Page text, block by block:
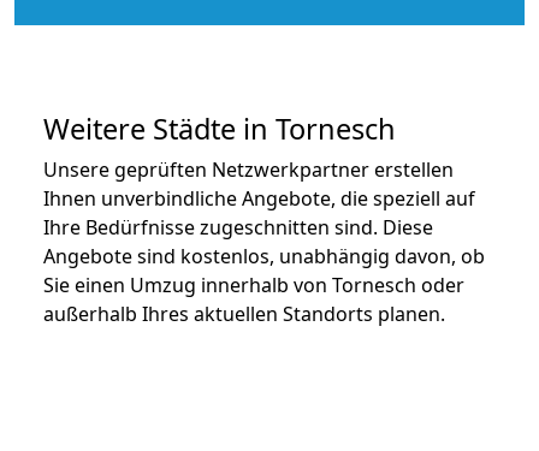
Weitere Städte in Tornesch
Unsere geprüften Netzwerkpartner erstellen
Ihnen unverbindliche Angebote, die speziell auf
Ihre Bedürfnisse zugeschnitten sind. Diese
Angebote sind kostenlos, unabhängig davon, ob
Sie einen Umzug innerhalb von Tornesch oder
außerhalb Ihres aktuellen Standorts planen.